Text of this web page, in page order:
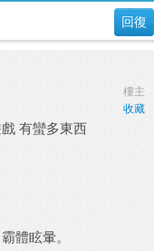
回復
樓主
收藏
有蠻多東西
體眩暈。